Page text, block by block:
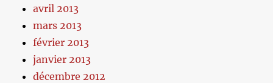
avril 2013
mars 2013
février 2013
janvier 2013
décembre 2012